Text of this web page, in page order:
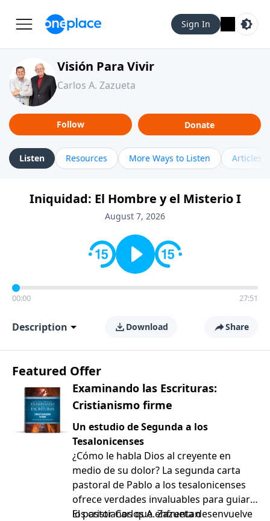
Sign In
Visión Para Vivir
Carlos A. Zazueta
Follow Donate
Listen Resources More Ways to Listen Articles
Iniquidad: El Hombre y el Misterio I
August 7, 2026
00:00 27:51
Description Download Share
Featured Offer
Examinando las Escrituras:
Cristianismo firme
Un estudio de Segunda a los
Tesalonicenses
¿Cómo le habla Dios al creyente en
medio de su dolor? La segunda carta
pastoral de Pablo a los tesalonicenses
ofrece verdades invaluables para guiar a
los cristianos que enfrentan
El pastor Carlos A. Zazueta desenvuelve